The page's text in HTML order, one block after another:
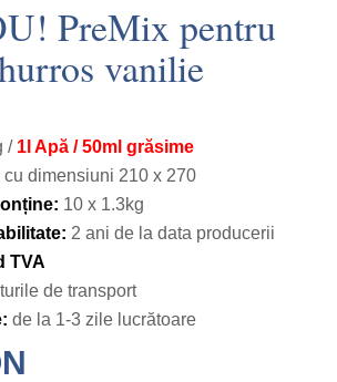
PreMix pentru
vanilie
/1l Apă / 50ml grăsime
cu dimensiuni 210 х 270
10 х 1.3kg
2 ani de la data producerii
TVA
de transport
de la 1-3 zile lucrătoare